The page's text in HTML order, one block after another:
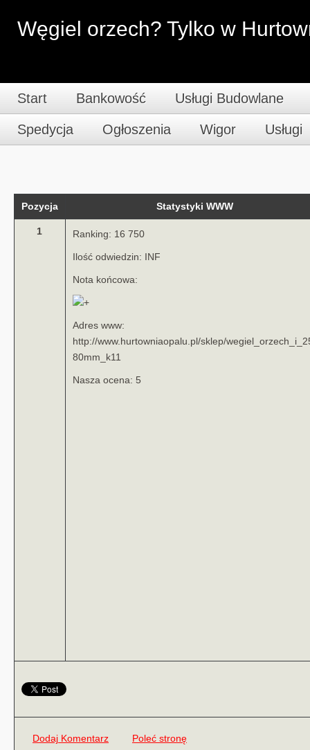
Węgiel orzech? Tylko w
Start Bankowość Usługi Budowlane
Spedycja Ogłoszenia Wigor Usługi
Pozycja Statystyki WWW
1 Ranking: 16 750
Ilość odwiedzin: INF
Nota końcowa:
Adres www:
http://www.hurtowniaopalu.pl/sklep/
80mm_k11
Nasza ocena: 5
Dodaj Komentarz Poleć stronę